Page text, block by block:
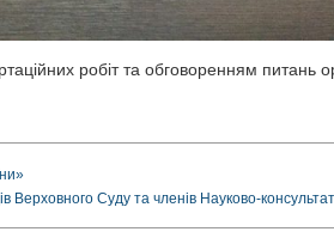
робіт та обговоренням питань
Верховного Суду та членів Науково-